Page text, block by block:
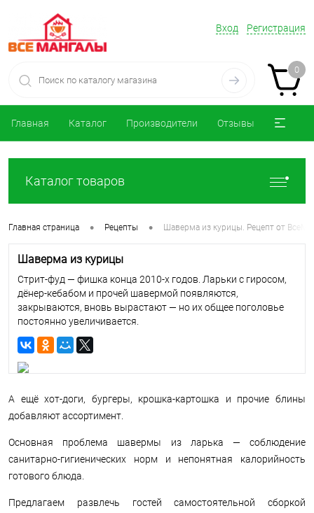
Вход Регистрация
0
Главная Каталог Производители Отзывы
Каталог товаров
Главная страница • Рецепты • Шаверма из курицы. Рецепт от
Шаверма из курицы
Стрит-фуд — фишка конца 2010-х годов. Ларьки с гиросом,
дёнер-кебабом и прочей шавермой появляются,
закрываются, вновь вырастают — но их общее поголовье
постоянно увеличивается.
А ещё хот-доги, бургеры, крошка-картошка и прочие блины
добавляют ассортимент.
Основная проблема шавермы из ларька — соблюдение
санитарно-гигиенических норм и непонятная калорийность
готового блюда.
Предлагаем развлечь гостей самостоятельной сборкой